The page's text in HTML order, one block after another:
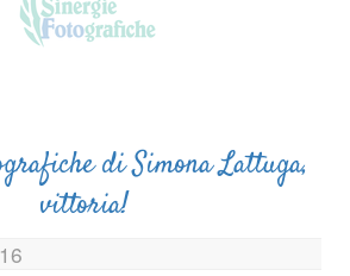
di Simona Lattuga,
vittoria!